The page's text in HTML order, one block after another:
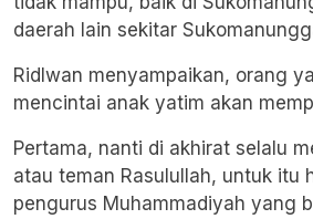
daerah lain sekitar
Ridlwan menyampaikan, orang
mencintai anak yatim akan
Pertama, nanti di akhirat selalu
atau teman Rasulullah, untuk itu
pengurus Muhammadiyah yang